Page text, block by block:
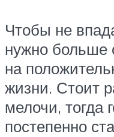
Чтобы не
нужно больше
на
жизни. Стоит
мелочи, тогда
постепенно